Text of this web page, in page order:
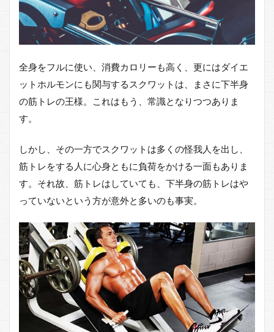
全身をフルに使い、消費カロリーも高く、更にはダイエ
ットホルモンにも関与するスクワットは、まさに下半身
の筋トレの王様。これはもう、常識となりつつありま
す。
しかし、その一方でスクワットは多くの怪我人を出し、
筋トレをする人に心身ともに負荷をかける一面もありま
す。それ故、筋トレはしていても、下半身の筋トレはや
っていないという方が意外と多いのも事実。